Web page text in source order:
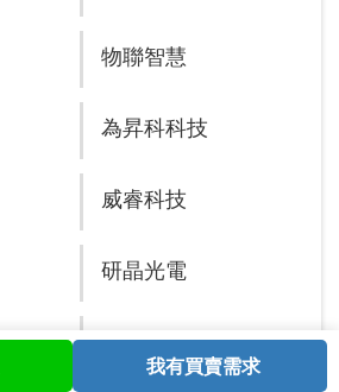
與我聯繫 會員中心
物聯智慧
為昇科科技
威睿科技
研晶光電
燁聯鋼鐵
我有買賣需求